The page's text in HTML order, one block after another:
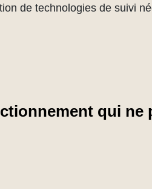
de technologies de suivi
qui ne